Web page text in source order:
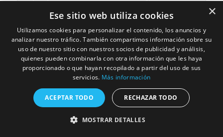
expresiones, por las cuales estás
reclamando].
4. El usuario que ha creado esos
contenidos es [usuario]
5. Considero que estas palabras,
expresiones, imágenes, contenidos
o declaraciones son difamatorias o
violan la propiedad intelectual o es
×
Ese sitio web utiliza cookies
Utilizamos cookies para personalizar el contenido, los anuncios y
analizar nuestro tráfico. También compartimos información sobre su
uso de nuestro sitio con nuestros socios de publicidad y análisis,
quienes pueden combinarla con otra información que les haya
proporcionado o que hayan recopilado a partir del uso de sus
servicios. Más información
ACEPTAR TODO RECHAZAR TODO
MOSTRAR DETALLES